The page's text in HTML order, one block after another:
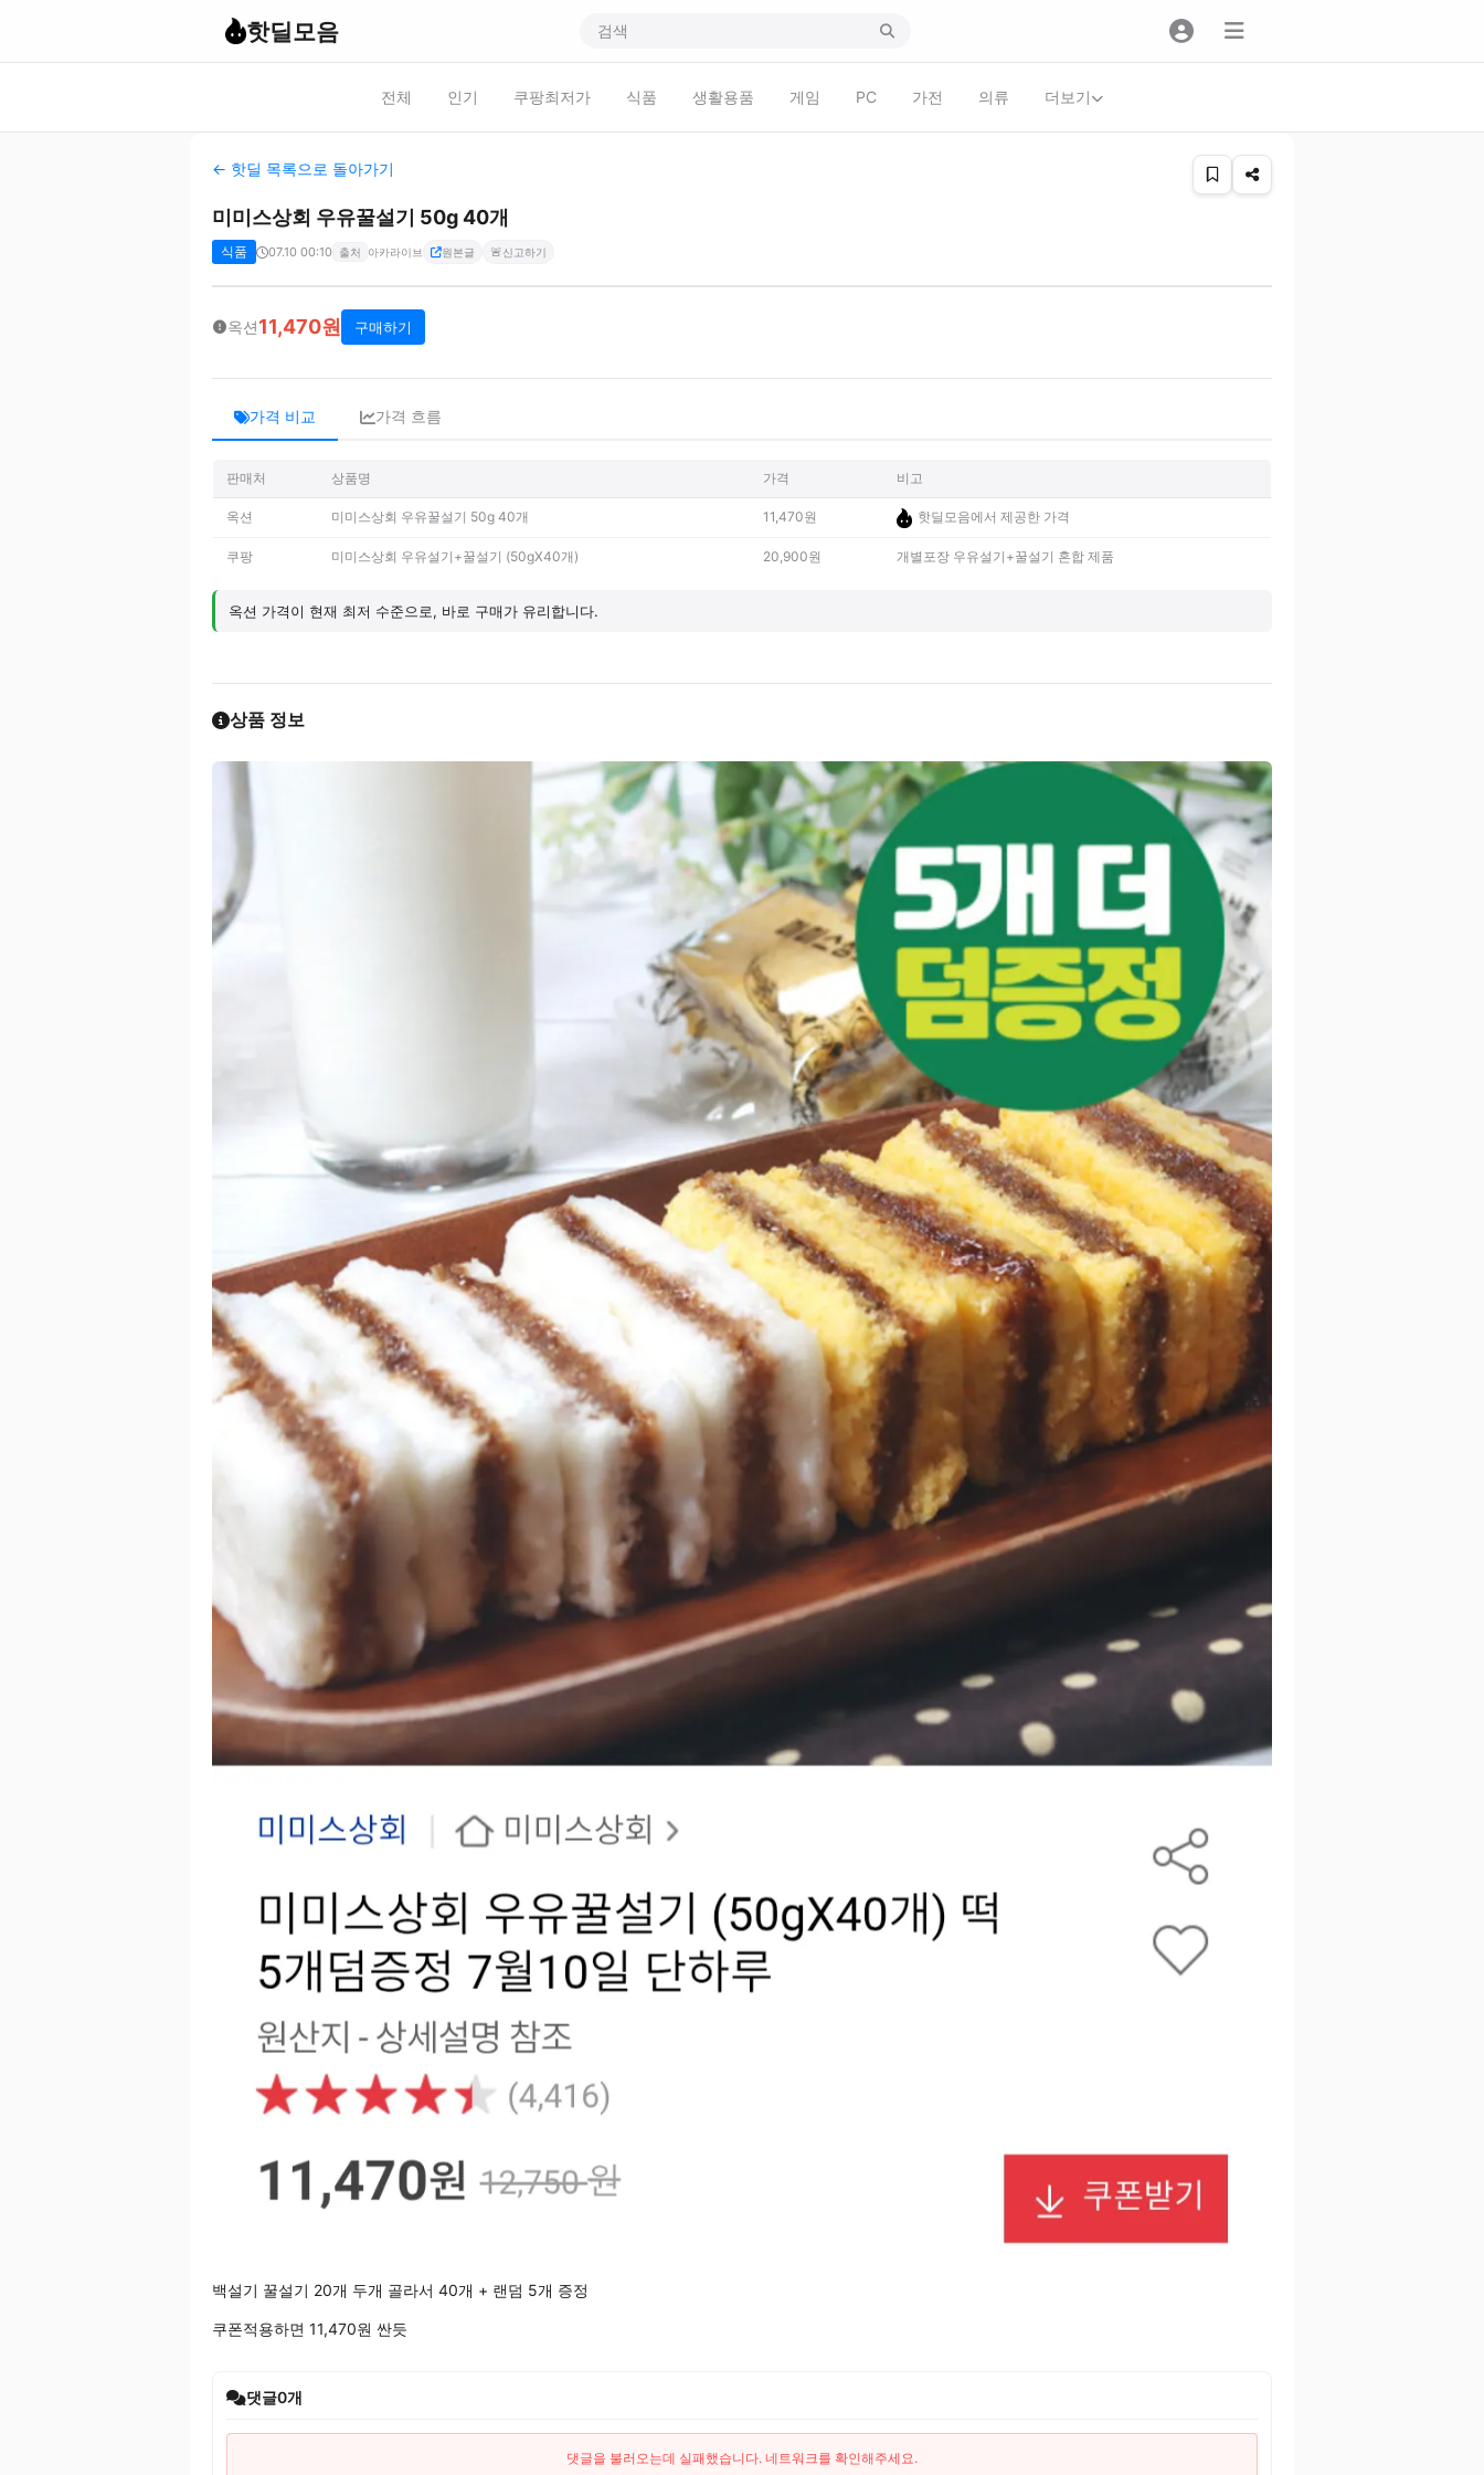
핫딜모음
전체 인기 쿠팡최저가 식품 생활용품 게임 PC 가전 의류 더보기
← 핫딜 목록으로 돌아가기
미미스상회 우유꿀설기 50g 40개
식품 07.10 00:10 출처 아카라이브 원본글 🚨신고하기
옥션11,470원 구매하기
가격 비교 가격 흐름
판매처 상품명 가격 비고
옥션 미미스상회 우유꿀설기 50g 40개 11,470원 핫딜모음에서 제공한 가격
쿠팡 미미스상회 우유설기+꿀설기 (50gX40개) 20,900원 개별포장 우유설기+꿀설기 혼합 제품
옥션 가격이 현재 최저 수준으로, 바로 구매가 유리합니다.
상품 정보
백설기 꿀설기 20개 두개 골라서 40개 + 랜덤 5개 증정
쿠폰적용하면 11,470원 싼듯
댓글0개
댓글을 불러오는데 실패했습니다. 네트워크를 확인해주세요.